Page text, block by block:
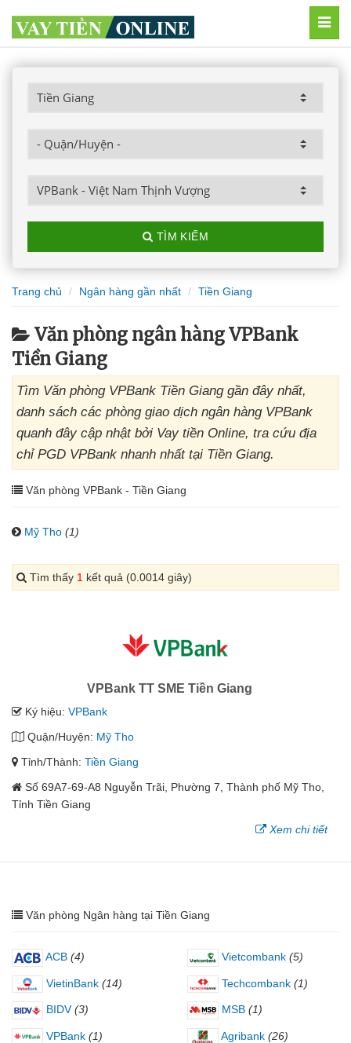
TÌM KIẾM
Trang chủ Ngân hàng gần nhất Tiền Giang
Văn phòng ngân hàng VPBank
Tiền Giang
Tìm Văn phòng VPBank Tiền Giang gần đây nhất,
danh sách các phòng giao dịch ngân hàng VPBank
quanh đây cập nhật bởi Vay tiền Online, tra cứu địa
chỉ PGD VPBank nhanh nhất tại Tiền Giang.
Văn phòng VPBank - Tiền Giang
Mỹ Tho (1)
Tìm thấy 1 kết quả (0.0014 giây)
VPBank TT SME Tiền Giang
Ký hiệu: VPBank
Quận/Huyện: Mỹ Tho
Tỉnh/Thành: Tiền Giang
Số 69A7-69-A8 Nguyễn Trãi, Phường 7, Thành phố Mỹ Tho,
Tỉnh Tiền Giang
Xem chi tiết
Văn phòng Ngân hàng tại Tiền Giang
ACB (4) Vietcombank (5)
VietinBank (14) Techcombank (1)
BIDV (3) MSB (1)
VPBank (1) Agribank (26)